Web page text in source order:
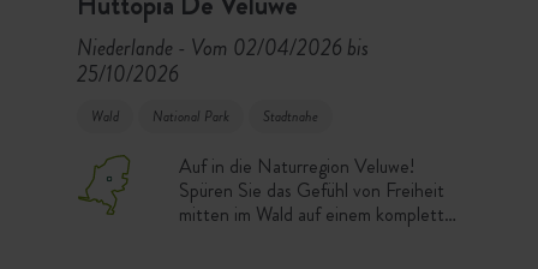
Niederlande - Vom 02/04/2026 bis
25/10/2026
Wald National Park Stadtnahe
Auf in die Naturregion Veluwe!
Spüren Sie das Gefühl von Freiheit
mitten im Wald auf einem komplett